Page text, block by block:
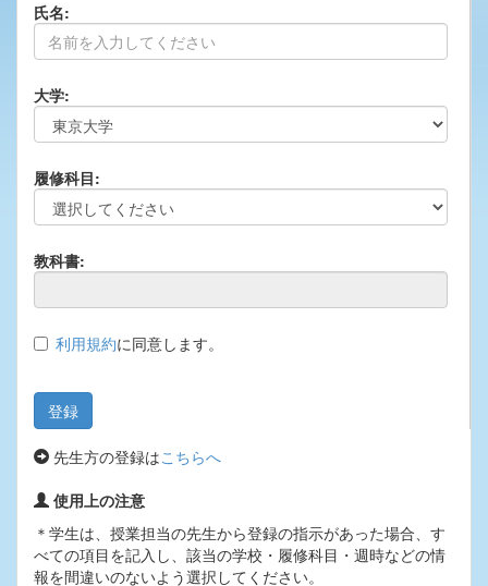
氏名:
大学:
履修科目:
教科書:
利用規約に同意します。
先生方の登録はこちらへ
使用上の注意
＊学生は、授業担当の先生から登録の指示があった場合、す
べての項目を記入し、該当の学校・履修科目・週時などの情
報を間違いのないよう選択してください。